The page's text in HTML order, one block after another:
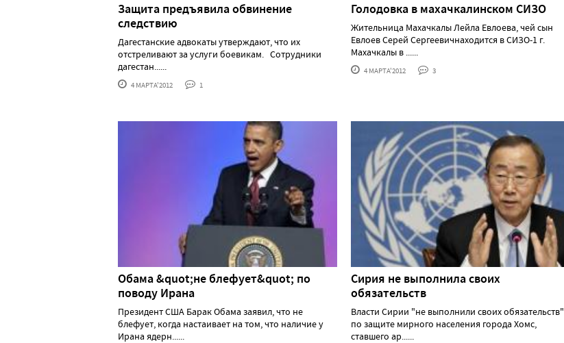
Защита предъявила обвинение
следствию
Дагестанские адвокаты утверждают, что их
отстреливают за услуги боевикам. Сотрудники
дагестан......
4 МАРТА'2012 1
Голодовка в махачкалинском СИЗО
Жительница Махачкалы Лейла Евлоева, чей сын
Евлоев Серей Сергеевичнаходится в СИЗО-1 г.
Махачкалы в ......
4 МАРТА'2012 3
Обама &quot;не блефует&quot; по
поводу Ирана
Президент США Барак Обама заявил, что не
блефует, когда настаивает на том, что наличие у
Ирана ядерн......
Сирия не выполнила своих
обязательств
Власти Сирии "не выполнили своих обязательств"
по защите мирного населения города Хомс,
ставшего ар......